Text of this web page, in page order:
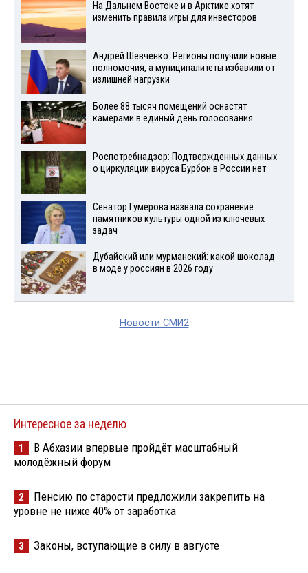
На Дальнем Востоке и в Арктике хотят
изменить правила игры для инвесторов
Андрей Шевченко: Регионы получили новые
полномочия, а муниципалитеты избавили от
излишней нагрузки
Более 88 тысяч помещений оснастят
камерами в единый день голосования
Роспотребнадзор: Подтвержденных данных
о циркуляции вируса Бурбон в России нет
Сенатор Гумерова назвала сохранение
памятников культуры одной из ключевых
задач
Дубайский или мурманский: какой шоколад
в моде у россиян в 2026 году
Новости СМИ2
Интересное за неделю
1
В Абхазии впервые пройдёт масштабный
молодёжный форум
2
Пенсию по старости предложили закрепить на
уровне не ниже 40% от заработка
3 Законы, вступающие в силу в августе